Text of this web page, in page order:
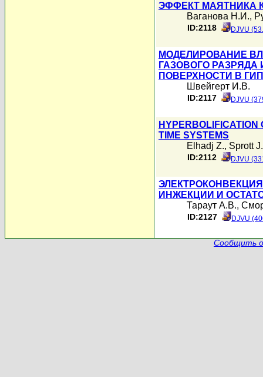
ЭФФЕКТ МАЯТНИКА
Ваганова Н.И.,
ID:2118 DJVU
МОДЕЛИРОВАНИЕ
ГАЗОВОГО
ПОВЕРХНОСТИ В
Швейгерт И.В.
ID:2117 DJVU
TIME SYSTEMS
Elhadj Z., Sprott
ID:2112 DJVU
ИНЖЕКЦИИ И
Тараут А.В.,
ID:2127 DJVU
Сообщить о